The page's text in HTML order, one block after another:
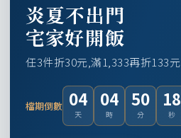
炎夏不出門
宅家好開飯
任3件折30元,滿1,333再折133元
檔期倒數 04
天
04
時
50
分
17
秒